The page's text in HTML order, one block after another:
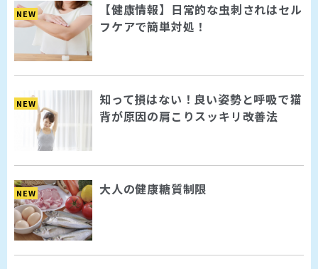
NEW
【健康情報】日常的な虫刺されはセル
フケアで簡単対処！
NEW
知って損はない！良い姿勢と呼吸で猫
背が原因の肩こりスッキリ改善法
NEW 大人の健康糖質制限